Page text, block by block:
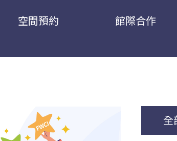
空間預約 館際合作
全